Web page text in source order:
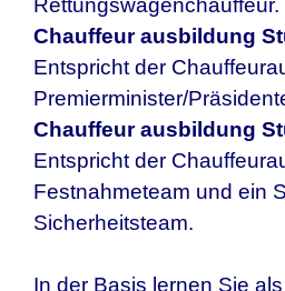
Rettungswagenchauffeur.
Chauffeur ausbildung
Entspricht der
Premierminister/
Chauffeur ausbildung
Entspricht der
Festnahmeteam und ein
Sicherheitsteam.
In der Basis lernen Sie